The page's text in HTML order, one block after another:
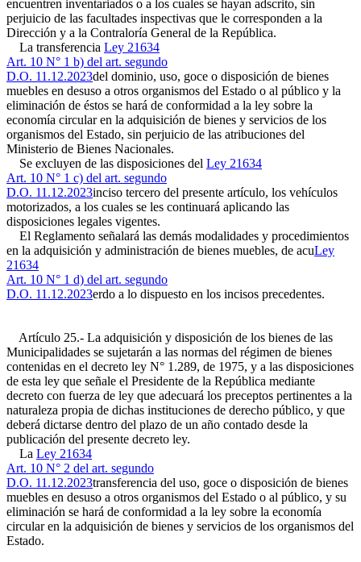
encuentren inventariados o a los cuales se hayan adscrito, sin
perjuicio de las facultades inspectivas que le corresponden a la
Dirección y a la Contraloría General de la República.
La transferencia Ley 21634
Art. 10 N° 1 b) del art. segundo
D.O. 11.12.2023del dominio, uso, goce o disposición de bienes
muebles en desuso a otros organismos del Estado o al público y la
eliminación de éstos se hará de conformidad a la ley sobre la
economía circular en la adquisición de bienes y servicios de los
organismos del Estado, sin perjuicio de las atribuciones del
Ministerio de Bienes Nacionales.
Se excluyen de las disposiciones del Ley 21634
Art. 10 N° 1 c) del art. segundo
D.O. 11.12.2023inciso tercero del presente artículo, los vehículos
motorizados, a los cuales se les continuará aplicando las
disposiciones legales vigentes.
El Reglamento señalará las demás modalidades y procedimientos
en la adquisición y administración de bienes muebles, de acuLey
21634
Art. 10 N° 1 d) del art. segundo
D.O. 11.12.2023erdo a lo dispuesto en los incisos precedentes.
Artículo 25.- La adquisición y disposición de los bienes de las
Municipalidades se sujetarán a las normas del régimen de bienes
contenidas en el decreto ley N° 1.289, de 1975, y a las disposiciones
de esta ley que señale el Presidente de la República mediante
decreto con fuerza de ley que adecuará los preceptos pertinentes a la
naturaleza propia de dichas instituciones de derecho público, y que
deberá dictarse dentro del plazo de un año contado desde la
publicación del presente decreto ley.
La Ley 21634
Art. 10 N° 2 del art. segundo
D.O. 11.12.2023transferencia del uso, goce o disposición de bienes
muebles en desuso a otros organismos del Estado o al público, y su
eliminación se hará de conformidad a la ley sobre la economía
circular en la adquisición de bienes y servicios de los organismos del
Estado.